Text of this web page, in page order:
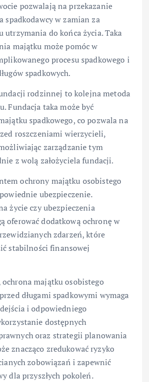
pozwalają na przekazanie
spadkodawcy w zamian za
utrzymania do końca życia. Taka
majątku może pomóc w
procesu spadkowego i
spadkowych.
rodzinnej to kolejna metoda
Fundacja taka może być
spadkowego, co pozwala na
roszczeniami wierzycieli,
zarządzanie tym
z wolą założyciela fundacji.
ochrony majątku osobistego
ubezpieczenie.
życie czy ubezpieczenia
oferować dodatkową ochronę w
zdarzeń, które
stabilności finansowej
majątku osobistego
długami spadkowymi wymaga
i odpowiedniego
dostępnych
oraz strategii planowania
znacząco zredukować ryzyko
zobowiązań i zapewnić
dla przyszłych pokoleń.